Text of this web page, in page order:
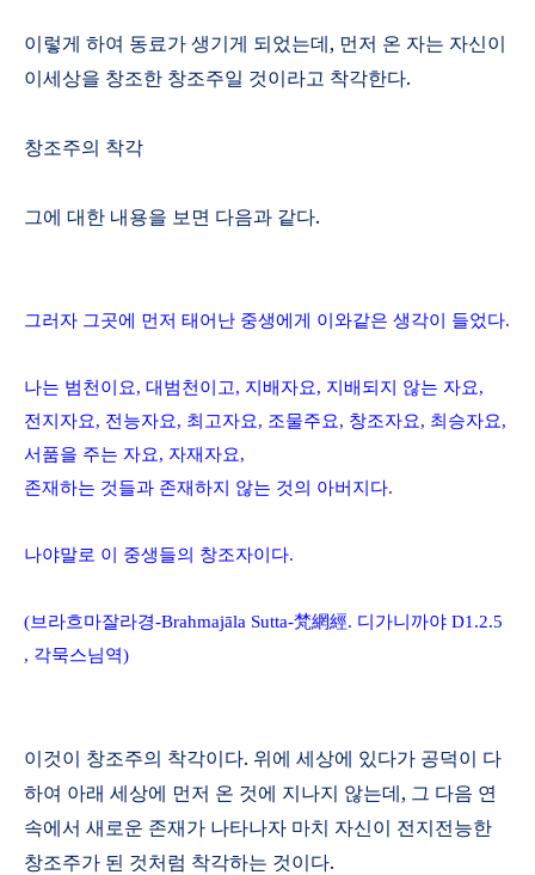
이렇게 하여 동료가 생기게 되었는데, 먼저 온 자는 자신이
이세상을 창조한 창조주일 것이라고 착각한다.
창조주의 착각
그에 대한 내용을 보면 다음과 같다.
그러자 그곳에 먼저 태어난 중생에게 이와같은 생각이 들었다.
나는 범천이요, 대범천이고, 지배자요, 지배되지 않는 자요,
전지자요, 전능자요, 최고자요, 조물주요, 창조자요, 최승자요,
서품을 주는 자요, 자재자요,
존재하는 것들과 존재하지 않는 것의 아버지다.
나야말로 이 중생들의 창조자이다.
(브라흐마잘라경-Brahmajāla Sutta-梵網經. 디가니까야 D1.2.5
, 각묵스님역)
이것이 창조주의 착각이다. 위에 세상에 있다가 공덕이 다
하여 아래 세상에 먼저 온 것에 지나지 않는데, 그 다음 연
속에서 새로운 존재가 나타나자 마치 자신이 전지전능한
창조주가 된 것처럼 착각하는 것이다.